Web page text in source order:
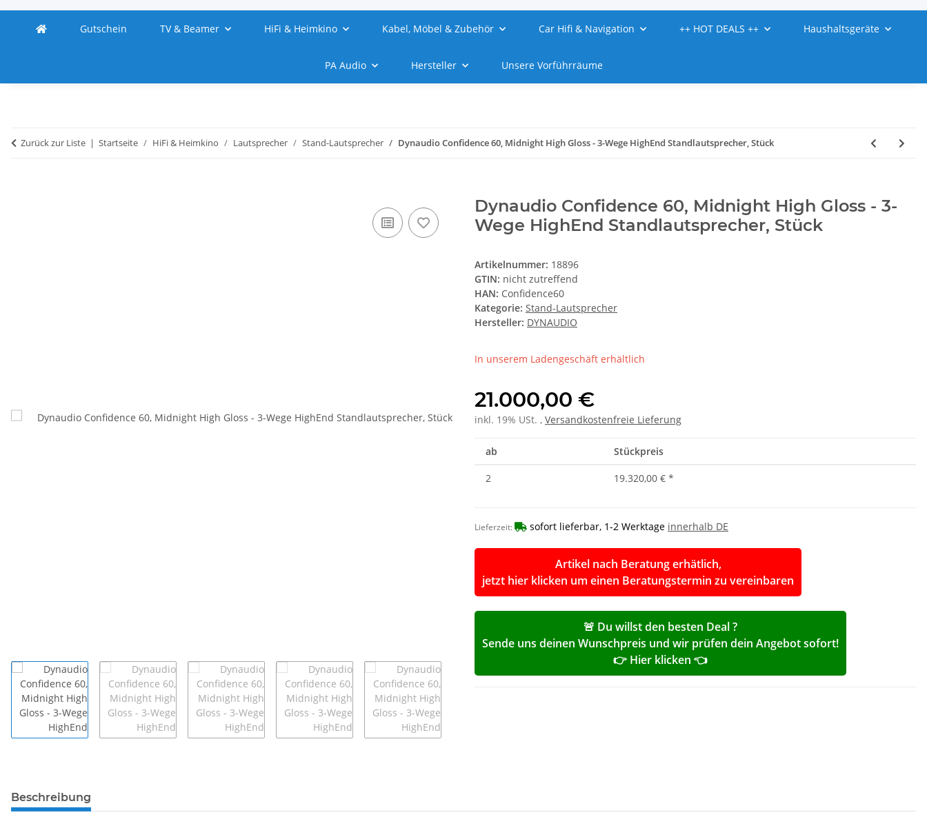
Gutschein TV & Beamer HiFi & Heimkino Kabel, Möbel & Zubehör Car Hifi & Navigation ++ HOT DEALS ++ Haushaltsgeräte
PA Audio Hersteller Unsere Vorführräume
Zurück zur Liste Startseite HiFi & Heimkino Lautsprecher Stand-Lautsprecher Dynaudio Confidence 60, Midnight High Gloss - 3-Wege HighEnd Standlautsprecher, Stück
Dynaudio Confidence 60, Midnight High Gloss - 3-
Wege HighEnd Standlautsprecher, Stück
Artikelnummer: 18896
GTIN: nicht zutreffend
HAN: Confidence60
Kategorie: Stand-Lautsprecher
Hersteller: DYNAUDIO
In unserem Ladengeschäft erhältlich
21.000,00 €
inkl. 19% USt. , Versandkostenfreie Lieferung
ab Stückpreis
2 19.320,00 € *
Lieferzeit: sofort lieferbar, 1-2 Werktage innerhalb DE
Artikel nach Beratung erhätlich,
jetzt hier klicken um einen Beratungstermin zu vereinbaren
🚨 Du willst den besten Deal ?
Sende uns deinen Wunschpreis und wir prüfen dein Angebot sofort!
👉 Hier klicken 👈
Beschreibung